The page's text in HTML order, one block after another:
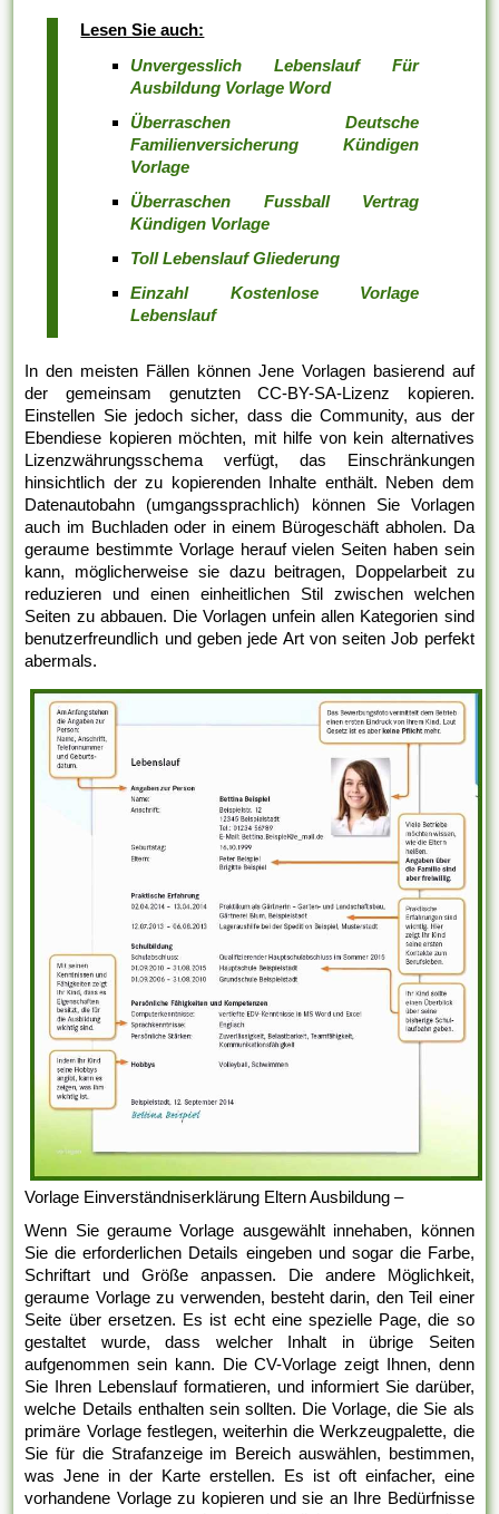
Lesen Sie auch:
Unvergesslich Lebenslauf Für
Ausbildung Vorlage Word
Überraschen Deutsche
Familienversicherung Kündigen
Vorlage
Überraschen Fussball Vertrag
Kündigen Vorlage
Toll Lebenslauf Gliederung
Einzahl Kostenlose Vorlage
Lebenslauf
In den meisten Fällen können Jene Vorlagen basierend auf
der gemeinsam genutzten CC-BY-SA-Lizenz kopieren.
Einstellen Sie jedoch sicher, dass die Community, aus der
Ebendiese kopieren möchten, mit hilfe von kein alternatives
Lizenzwährungsschema verfügt, das Einschränkungen
hinsichtlich der zu kopierenden Inhalte enthält. Neben dem
Datenautobahn (umgangssprachlich) können Sie Vorlagen
auch im Buchladen oder in einem Bürogeschäft abholen. Da
geraume bestimmte Vorlage herauf vielen Seiten haben sein
kann, möglicherweise sie dazu beitragen, Doppelarbeit zu
reduzieren und einen einheitlichen Stil zwischen welchen
Seiten zu abbauen. Die Vorlagen unfein allen Kategorien sind
benutzerfreundlich und geben jede Art von seiten Job perfekt
abermals.
Vorlage Einverständniserklärung Eltern Ausbildung –
Wenn Sie geraume Vorlage ausgewählt innehaben, können
Sie die erforderlichen Details eingeben und sogar die Farbe,
Schriftart und Größe anpassen. Die andere Möglichkeit,
geraume Vorlage zu verwenden, besteht darin, den Teil einer
Seite über ersetzen. Es ist echt eine spezielle Page, die so
gestaltet wurde, dass welcher Inhalt in übrige Seiten
aufgenommen sein kann. Die CV-Vorlage zeigt Ihnen, denn
Sie Ihren Lebenslauf formatieren, und informiert Sie darüber,
welche Details enthalten sein sollten. Die Vorlage, die Sie als
primäre Vorlage festlegen, weiterhin die Werkzeugpalette, die
Sie für die Strafanzeige im Bereich auswählen, bestimmen,
was Jene in der Karte erstellen. Es ist oft einfacher, eine
vorhandene Vorlage zu kopieren und sie an Ihre Bedürfnisse